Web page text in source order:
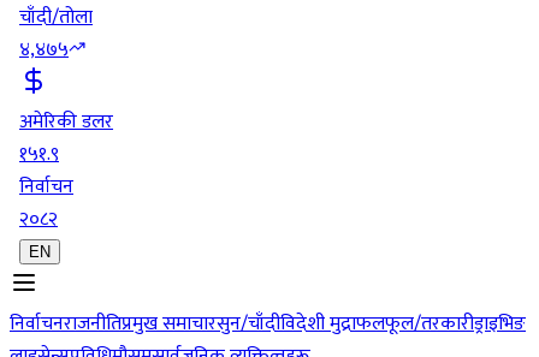
चाँदी/तोला
४,४७५
अमेरिकी डलर
१५१.९
निर्वाचन
२०८२
EN
निर्वाचनराजनीतिप्रमुख समाचारसुन/चाँदीविदेशी मुद्राफलफूल/तरकारीड्राइभिङ